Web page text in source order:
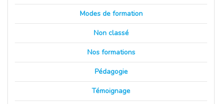
Modes de formation
Non classé
Nos formations
Pédagogie
Témoignage